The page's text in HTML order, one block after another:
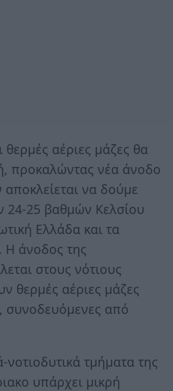
αέριες μάζες θα
προκαλώντας νέα άνοδο
να δούμε
24-25 βαθμών Κελσίου
Ελλάδα και τα
Η άνοδος της
στους νότιους
θερμές αέριες μάζες
συνοδευόμενες από
νοτιοδυτικά τμήματα της
υπάρχει μικρή